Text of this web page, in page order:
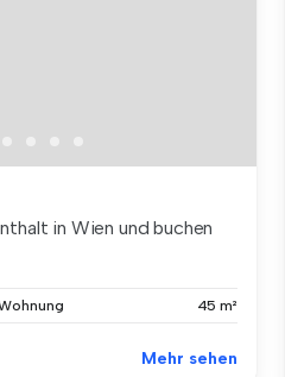
in Wien und buchen
45 m²
Mehr sehen